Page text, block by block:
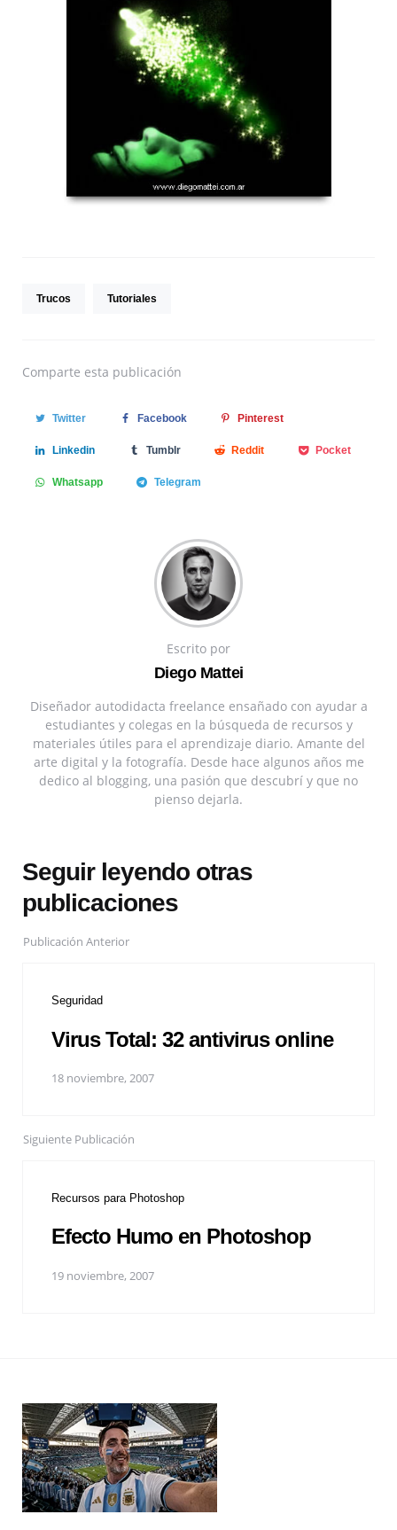
Trucos Tutoriales
Comparte esta publicación
Twitter Facebook Pinterest
Linkedin Tumblr Reddit Pocket
Whatsapp Telegram
Escrito por
Diego Mattei
Diseñador autodidacta freelance ensañado con ayudar a
estudiantes y colegas en la búsqueda de recursos y
materiales útiles para el aprendizaje diario. Amante del
arte digital y la fotografía. Desde hace algunos años me
dedico al blogging, una pasión que descubrí y que no
pienso dejarla.
Seguir leyendo otras
publicaciones
Publicación Anterior
Seguridad
Virus Total: 32 antivirus online
18 noviembre, 2007
Siguiente Publicación
Recursos para Photoshop
Efecto Humo en Photoshop
19 noviembre, 2007